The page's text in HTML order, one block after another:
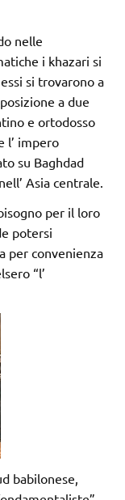
nelle
i khazari si
si trovarono a
a due
e ortodosso
l’ impero
su Baghdad
Asia centrale.
per il loro
potersi
per convenienza
“l’
babilonese,